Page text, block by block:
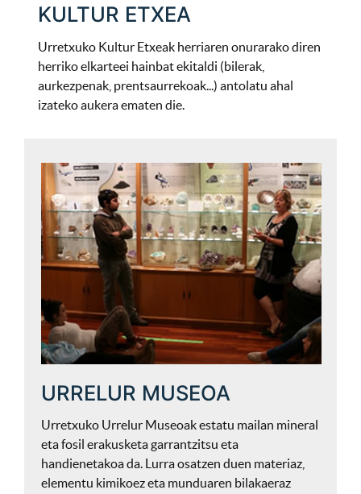
KULTUR ETXEA
Urretxuko Kultur Etxeak herriaren onurarako diren
herriko elkarteei hainbat ekitaldi (bilerak,
aurkezpenak, prentsaurrekoak...) antolatu ahal
izateko aukera ematen die.
URRELUR MUSEOA
Urretxuko Urrelur Museoak estatu mailan mineral
eta fosil erakusketa garrantzitsu eta
handienetakoa da. Lurra osatzen duen materiaz,
elementu kimikoez eta munduaren bilakaeraz